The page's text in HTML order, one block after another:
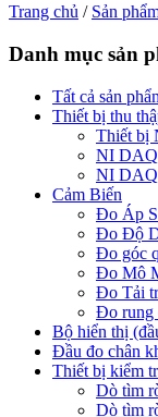
Trang chủ / Sản
Danh mục sản
Tất cả sản
Thiết bị thu
Thiết bị
NI DAQ
NI DAQ
Cảm Biến
Đo Áp
Đo Độ
Đo góc
Đo Mô
Đo Tải
Đo rung
Bộ hiển thị
Đầu đo chân
Thiết bị kiểm
Dò tìm
Dò tìm